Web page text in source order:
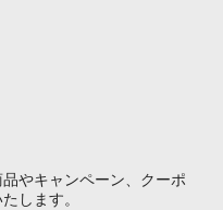
やキャンペーン、クーポ
します。